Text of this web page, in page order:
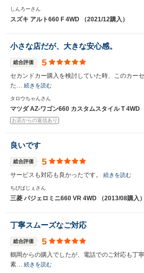
しんろーさん
スズキ アルト660 F 4WD （2021/12購入）
小さな店だが、大きな安心感。
総合評価 5
セカンドカー購入を検討していた時、このカー
た… 続きを読む
タロウちゃんさん
マツダ AZ-ワゴン660 カスタムスタイル T 4WD
お店からの返信あり
良いです
総合評価 5
サービスも対応も良かったです。 続きを読む
ちびぱじぇさん
三菱 パジェロミニ660 VR 4WD （2013/08購入）
丁寧スムーズなご対応
総合評価 5
鶴岡からの購入でしたが、電話でのご対応も丁
素… 続きを読む